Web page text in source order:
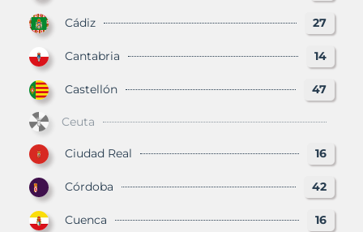
Cádiz 27
Cantabria 14
Castellón 47
Ceuta
Ciudad Real 16
Córdoba 42
Cuenca 16